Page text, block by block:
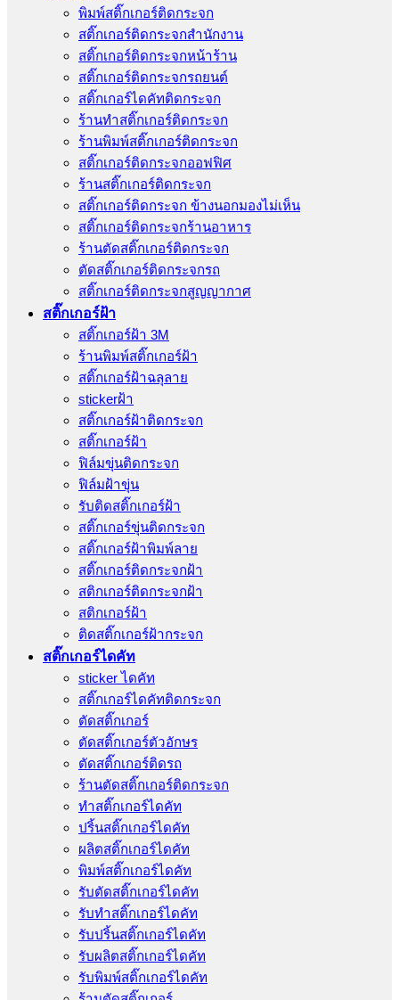
พิมพ์สติ๊กเกอร์ติดกระจก
สติ๊กเกอร์ติดกระจกสำนักงาน
สติ๊กเกอร์ติดกระจกหน้าร้าน
สติ๊กเกอร์ติดกระจกรถยนต์
สติ๊กเกอร์ไดคัทติดกระจก
ร้านทําสติ๊กเกอร์ติดกระจก
ร้านพิมพ์สติ๊กเกอร์ติดกระจก
สติ๊กเกอร์ติดกระจกออฟฟิศ
ร้านสติ๊กเกอร์ติดกระจก
สติ๊กเกอร์ติดกระจก ข้างนอกมองไม่เห็น
สติ๊กเกอร์ติดกระจกร้านอาหาร
ร้านตัดสติ๊กเกอร์ติดกระจก
ตัดสติ๊กเกอร์ติดกระจกรถ
สติ๊กเกอร์ติดกระจกสูญญากาศ
สติ๊กเกอร์ฝ้า
สติ๊กเกอร์ฝ้า 3M
ร้านพิมพ์สติ๊กเกอร์ฝ้า
สติ๊กเกอร์ฝ้าฉลุลาย
stickerฝ้า
สติ๊กเกอร์ฝ้าติดกระจก
สติ๊กเกอร์ฝ้า
ฟิล์มขุ่นติดกระจก
ฟิล์มฝ้าขุ่น
รับติดสติ๊กเกอร์ฝ้า
สติ๊กเกอร์ขุ่นติดกระจก
สติ๊กเกอร์ฝ้าพิมพ์ลาย
สติ๊กเกอร์ติดกระจกฝ้า
สติกเกอร์ติดกระจกฝ้า
สติกเกอร์ฝ้า
ติดสติ๊กเกอร์ฝ้ากระจก
สติ๊กเกอร์ไดคัท
sticker ไดคัท
สติ๊กเกอร์ไดคัทติดกระจก
ตัดสติ๊กเกอร์
ตัดสติ๊กเกอร์ตัวอักษร
ตัดสติ๊กเกอร์ติดรถ
ร้านตัดสติ๊กเกอร์ติดกระจก
ทำสติ๊กเกอร์ไดคัท
ปริ้นสติ๊กเกอร์ไดคัท
ผลิตสติ๊กเกอร์ไดคัท
พิมพ์สติ๊กเกอร์ไดคัท
รับตัดสติ๊กเกอร์ไดคัท
รับทําสติ๊กเกอร์ไดคัท
รับปริ้นสติ๊กเกอร์ไดคัท
รับผลิตสติ๊กเกอร์ไดคัท
รับพิมพ์สติ๊กเกอร์ไดคัท